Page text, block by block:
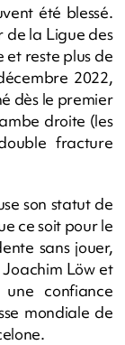
été blessé.
de la Ligue des
et reste plus de
2022,
dès le premier
droite (les
fracture
son statut de
ce soit pour le
sans jouer,
Löw et
confiance
mondiale de